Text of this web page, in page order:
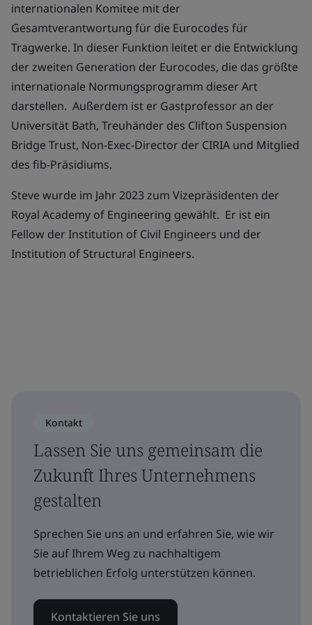
internationalen Komitee mit der
Gesamtverantwortung für die Eurocodes für
Tragwerke. In dieser Funktion leitet er die Entwicklung
der zweiten Generation der Eurocodes, die das größte
internationale Normungsprogramm dieser Art
darstellen. Außerdem ist er Gastprofessor an der
Universität Bath, Treuhänder des Clifton Suspension
Bridge Trust, Non-Exec-Director der CIRIA und Mitglied
des fib-Präsidiums.
Steve wurde im Jahr 2023 zum Vizepräsidenten der
Royal Academy of Engineering gewählt. Er ist ein
Fellow der Institution of Civil Engineers und der
Institution of Structural Engineers.
Kontakt
Lassen Sie uns gemeinsam die
Zukunft Ihres Unternehmens
gestalten
Sprechen Sie uns an und erfahren Sie, wie wir
Sie auf Ihrem Weg zu nachhaltigem
betrieblichen Erfolg unterstützen können.
Kontaktieren Sie uns